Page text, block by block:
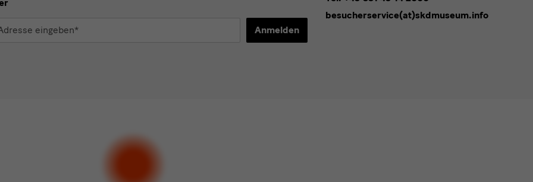
Anmelden
der Staatlichen Kunstsammlungen Dresden
besucherservice(at)skdmuseum.info